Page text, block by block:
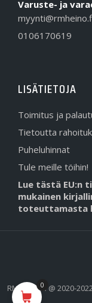
Varuste- ja
0106170619
LISÄTIETOJA
Toimitus ja
Tietoutta
Puheluhinnat
Tule meille töihin!
Lue tästä EU:n
mukainen
toteuttamasta
RMHeino.fi @ 2020-
0